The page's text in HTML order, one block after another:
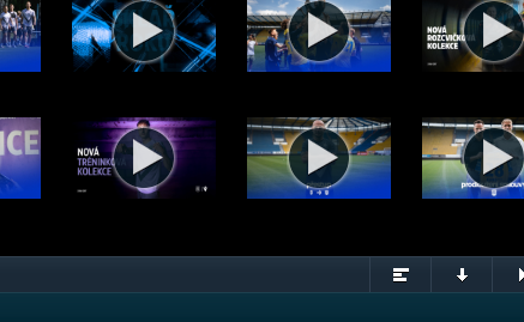
Týden na Stínadlech 28/26 (6.8.2026) © FK Teplice